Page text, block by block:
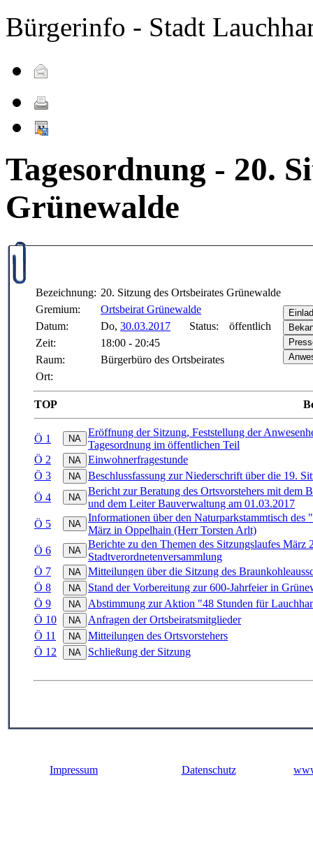
Bürgerinfo - Stadt
Tagesordnung - 20.
Grünewalde
Bezeichnung: 20. Sitzung des Ortsbeirates Grünewalde
Gremium:
Ortsbeirat Grünewalde
Datum:
Do, 30.03.2017 Status:
öffentlich
Zeit:
18:00 - 20:45
Raum:
Bürgerbüro des Ortsbeirates
Ort:
TOP
Ö 1
Eröffnung der Sitzung, Feststellung der
Tagesordnung im öffentlichen Teil
Ö 2
Einwohnerfragestunde
Ö 3
Beschlussfassung zur Niederschrift über die 19.
Ö 4
Bericht zur Beratung des Ortsvorstehers mit dem
und dem Leiter Bauverwaltung am 01.03.2017
Ö 5
Informationen über den Naturparkstammtisch
März in Oppelhain (Herr Torsten Arlt)
Ö 6
Berichte zu den Themen des Sitzungslaufes März
Stadtverordnetenversammlung
Ö 7
Mitteilungen über die Sitzung des
Ö 8
Stand der Vorbereitung zur 600-Jahrfeier in
Ö 9
Abstimmung zur Aktion "48 Stunden für
Ö 10
Anfragen der Ortsbeiratsmitglieder
Ö 11
Mitteilungen des Ortsvorstehers
Ö 12
Schließung der Sitzung
Impressum Datenschutz